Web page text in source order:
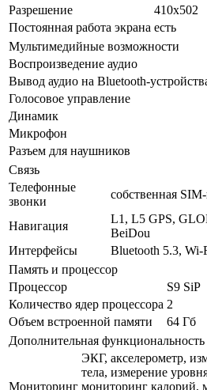
Разрешение
410x502
Постоянная работа экрана есть
Мультимедийные возможности
Воспроизведение аудио
Вывод аудио на Bluetooth-
Голосовое управление
Динамик
Микрофон
Разъем для наушников
Связь
Телефонные
звонки
собственная SIM-
Навигация
L1, L5 GPS,
BeiDou
Интерфейсы
Bluetooth 5.3, Wi-
Память и процессор
Процессор
S9 SiP
Количество ядер процессора 2
Объем встроенной памяти
64 Гб
Дополнительная функциональность
Мониторинг
ЭКГ, акселерометр,
тела, измерение
мониторинг калорий,